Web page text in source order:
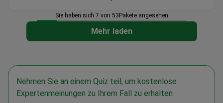
Sie haben sich 7 von 53Pakete angesehen
Mehr laden
Nehmen Sie an einem Quiz teil, um kostenlose
Expertenmeinungen zu Ihrem Fall zu erhalten